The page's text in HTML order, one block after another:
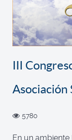
III
Asociación
5780
En un